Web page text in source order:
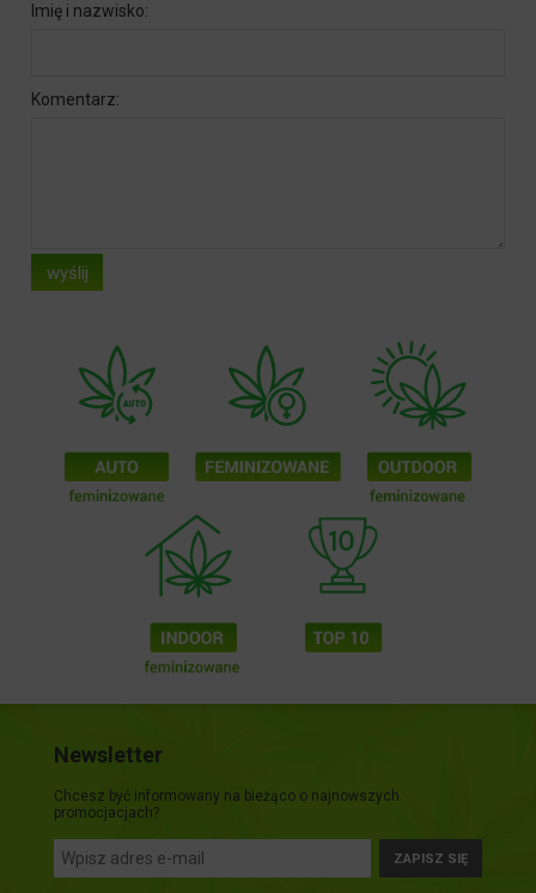
Imię i nazwisko:
Komentarz:
wyślij
Newsletter
Chcesz być informowany na bieżąco o najnowszych
promocjacjach?
ZAPISZ SIĘ